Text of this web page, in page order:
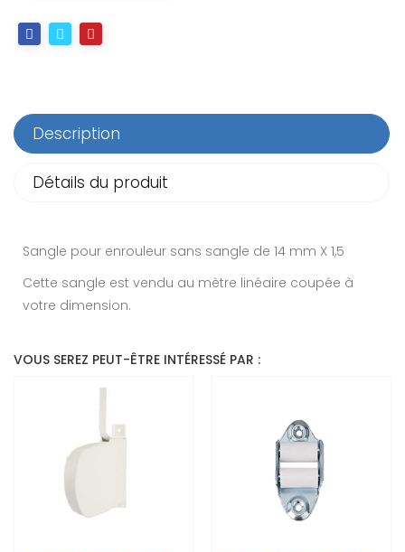
Description
Détails du produit
Sangle pour enrouleur sans sangle de 14 mm X 1,5
Cette sangle est vendu au mètre linéaire coupée à
votre dimension.
VOUS SEREZ PEUT-ÊTRE INTÉRESSÉ PAR :